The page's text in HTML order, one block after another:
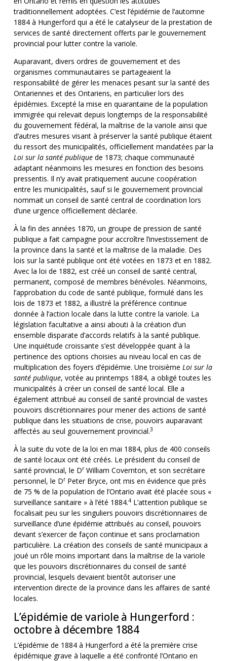
traditionnellement adoptées. C’est l’épidémie de l’automne
1884 à Hungerford qui a été le catalyseur de la prestation de
services de santé directement offerts par le gouvernement
provincial pour lutter contre la variole.
Auparavant, divers ordres de gouvernement et des
organismes communautaires se partageaient la
responsabilité de gérer les menaces pesant sur la santé des
Ontariennes et des Ontariens, en particulier lors des
épidémies. Excepté la mise en quarantaine de la population
immigrée qui relevait depuis longtemps de la responsabilité
du gouvernement fédéral, la maîtrise de la variole ainsi que
d’autres mesures visant à préserver la santé publique étaient
du ressort des municipalités, officiellement mandatées par la
Loi sur la santé publiquede 1873; chaque communauté
adaptant néanmoins les mesures en fonction des besoins
pressentis. Il n’y avait pratiquement aucune coopération
entre les municipalités, sauf si le gouvernement provincial
nommait un conseil de santé central de coordination lors
d’une urgence officiellement déclarée.
À la fin des années 1870, un groupe de pression de santé
publique a fait campagne pour accroître l’investissement de
la province dans la santé et la maîtrise de la maladie. Des
lois sur la santé publique ont été votées en 1873 et en 1882.
Avec la loi de 1882, est créé un conseil de santé central,
permanent, composé de membres bénévoles. Néanmoins,
l’approbation du code de santé publique, formulé dans les
lois de 1873 et 1882, a illustré la préférence continue
donnée à l’action locale dans la lutte contre la variole. La
législation facultative a ainsi abouti à la création d’un
ensemble disparate d’accords relatifs à la santé publique.
Une inquiétude croissante s’est développée quant à la
pertinence des options choisies au niveau local en cas de
multiplication des foyers d’épidémie. Une troisième Loi sur la
santé publique, votée au printemps 1884, a obligé toutes les
municipalités à créer un conseil de santé local. Elle a
également attribué au conseil de santé provincial de vastes
pouvoirs discrétionnaires pour mener des actions de santé
publique dans les situations de crise, pouvoirs auparavant
affectés au seul gouvernement provincial.3
À la suite du vote de la loi en mai 1884, plus de 400 conseils
de santé locaux ont été créés. Le président du conseil de
santé provincial, le DrWilliam Covernton, et son secrétaire
personnel, le DrPeter Bryce, ont mis en évidence que près
de 75 % de la population de l’Ontario avait été placée sous «
surveillance sanitaire » à l’été 1884.4L’attention publique se
focalisait peu sur les singuliers pouvoirs discrétionnaires de
surveillance d’une épidémie attribués au conseil, pouvoirs
devant s’exercer de façon continue et sans proclamation
particulière. La création des conseils de santé municipaux a
joué un rôle moins important dans la maîtrise de la variole
que les pouvoirs discrétionnaires du conseil de santé
provincial, lesquels devaient bientôt autoriser une
intervention directe de la province dans les affaires de santé
locales.
L’épidémie de variole à Hungerford :
octobre à décembre 1884
L’épidémie de 1884 à Hungerford a été la première crise
épidémique grave à laquelle a été confronté l’Ontario en